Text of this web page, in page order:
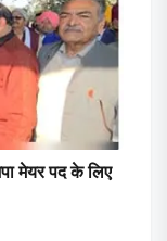
मेयर पद के लिए